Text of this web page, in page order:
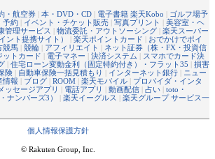
・航空券 | 本・DVD・CD | 電子書籍 楽天Kobo | ゴルフ場予
予約 | イベント・チケット販売 | 写真プリント | 美容室・ヘ
管理サービス | 物流委託・アウトソーシング | 楽天スーパー
ント提携サイト） | 楽天ポイントカード | おでかけでポイ
競馬 | 競輪 | アフィリエイト | ネット証券（株・FX・投資信
ットカード | 電子マネー | 決済システム | スマホでカード決
| 住宅ローン変動金利（固定特約付き）・フラット35 | 損害
険 | 自動車保険一括見積もり | インターネット銀行 | ニュー
情報 | ブログ | ROOM | 楽天モバイル | プロバイダ・インタ
ッセージアプリ | 電話アプリ | 動画配信 | 占い | toto・
ナンバーズ3） | 楽天イーグルス | 楽天グループ サービス一
個人情報保護方針
© Rakuten Group, Inc.